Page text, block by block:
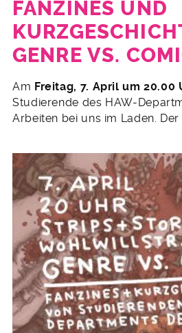
FANZINES UND
GENRE VS.
9.
März
2017
Am Freitag, 7. April um 20.00
Studierende des HAW-
Arbeiten bei uns im Laden. Der